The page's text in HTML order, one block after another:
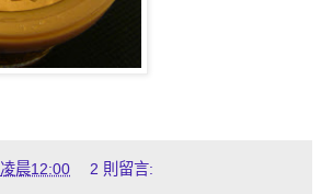
凌晨12:00 2 則留言: